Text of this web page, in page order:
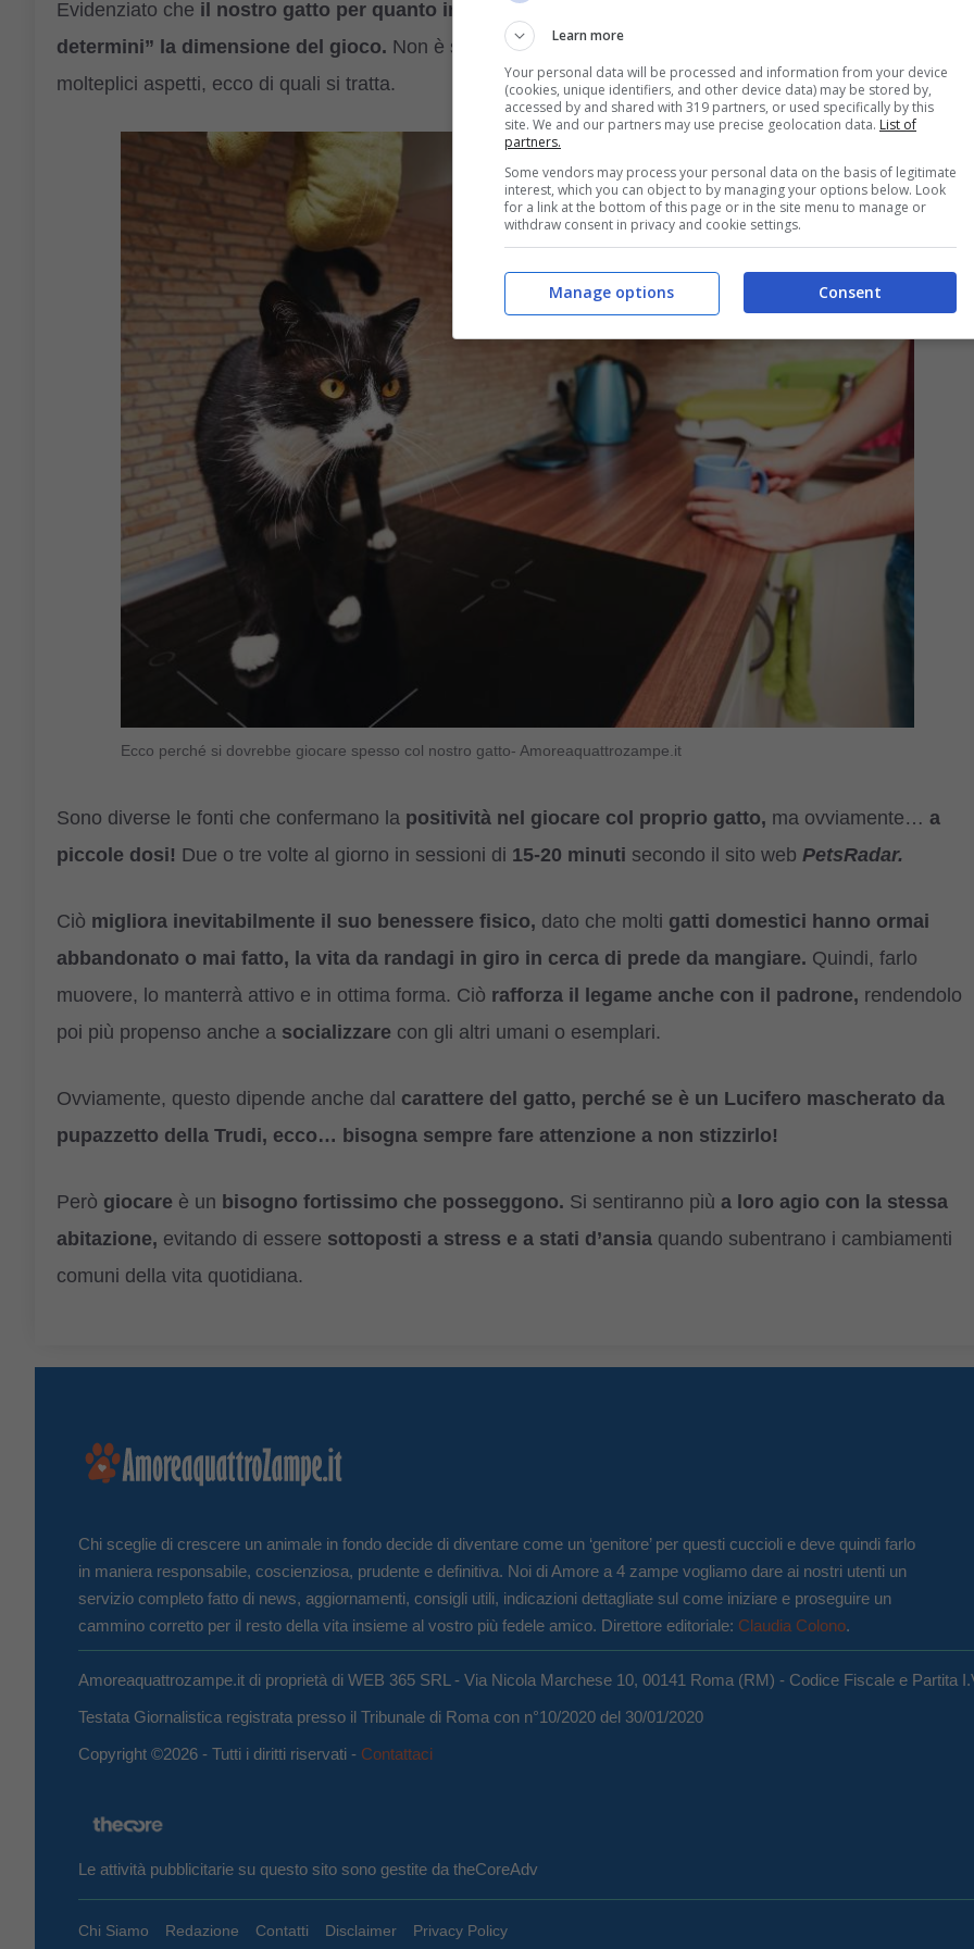
Evidenziato che il nostro gatto per quanto indipendente ha le sue esigenze,
determini” la dimensione del gioco. Non è solo un mero saltellare e soffiare, ma è puro benessere
molteplici aspetti, ecco di quali si tratta.
Ecco perché si dovrebbe giocare spesso col nostro gatto- Amoreaquattrozampe.it
Sono diverse le fonti che confermano la positività nel giocare col proprio gatto, ma ovviamente… a
piccole dosi! Due o tre volte al giorno in sessioni di 15-20 minuti secondo il sito web PetsRadar.
Ciò migliora inevitabilmente il suo benessere fisico, dato che molti gatti domestici hanno ormai
abbandonato o mai fatto, la vita da randagi in giro in cerca di prede da mangiare. Quindi, farlo
muovere, lo manterrà attivo e in ottima forma. Ciò rafforza il legame anche con il padrone, rendendolo
poi più propenso anche a socializzare con gli altri umani o esemplari.
Ovviamente, questo dipende anche dal carattere del gatto, perché se è un Lucifero mascherato da
pupazzetto della Trudi, ecco… bisogna sempre fare attenzione a non stizzirlo!
Però giocare è un bisogno fortissimo che posseggono. Si sentiranno più a loro agio con la stessa
abitazione, evitando di essere sottoposti a stress e a stati d’ansia quando subentrano i cambiamenti
comuni della vita quotidiana.
Chi sceglie di crescere un animale in fondo decide di diventare come un ‘genitore’ per questi cuccioli e deve quindi farlo
in maniera responsabile, coscienziosa, prudente e definitiva. Noi di Amore a 4 zampe vogliamo dare ai nostri utenti un
servizio completo fatto di news, aggiornamenti, consigli utili, indicazioni dettagliate sul come iniziare e proseguire un
cammino corretto per il resto della vita insieme al vostro più fedele amico. Direttore editoriale: Claudia Colono.
Amoreaquattrozampe.it di proprietà di WEB 365 SRL - Via Nicola Marchese 10, 00141 Roma (RM) - Codice Fiscale e Partita
Testata Giornalistica registrata presso il Tribunale di Roma con n°10/2020 del 30/01/2020
Copyright ©2026 - Tutti i diritti riservati - Contattaci
Le attività pubblicitarie su questo sito sono gestite da theCoreAdv
Chi Siamo Redazione Contatti Disclaimer Privacy Policy
Learn more
Your personal data will be processed and information from your device
(cookies, unique identifiers, and other device data) may be stored by,
accessed by and shared with 319 partners, or used specifically by this
site. We and our partners may use precise geolocation data. List of
partners.
Some vendors may process your personal data on the basis of legitimate
interest, which you can object to by managing your options below. Look
for a link at the bottom of this page or in the site menu to manage or
withdraw consent in privacy and cookie settings.
Consent
Manage options